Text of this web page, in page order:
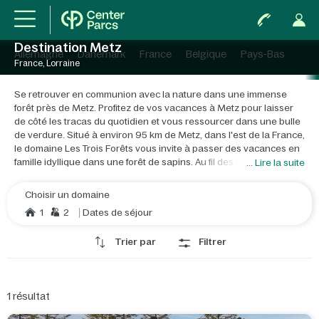
Allemagne Danemark France Belgique Pays-Bas
Destination Metz
France, Lorraine
Se retrouver en communion avec la nature dans une immense
forêt près de Metz. Profitez de vos vacances à Metz pour laisser
de côté les tracas du quotidien et vous ressourcer dans une bulle
de verdure. Situé à environ 95 km de Metz, dans l'est de la France,
le domaine Les Trois Forêts vous invite à passer des vacances en
famille idyllique dans une forêt de sapins. Au fil des saisons, ses
s'invite à l'intérieur de nos cottages imprégnés de lumière. Ici,
vitrée coulissante. Pour pousser l'immersion encore plus loin lors
insolites : le cottage Princesse et Chevalier, le Cottage des
propose de découvrir une myriade d'activités ludiques et
... Lire la suite
Choisir un domaine
1
2 Dates de séjour
Trier par Filtrer
1 résultat